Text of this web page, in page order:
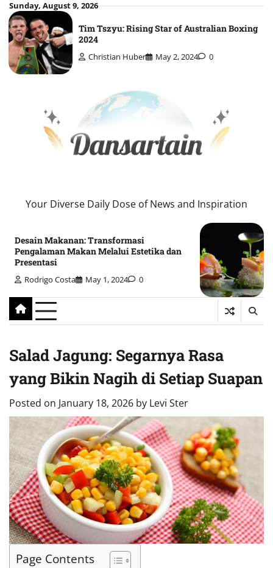
Skip
to
content
Sunday, August 9, 2026
Tim Tszyu: Rising Star of Australian Boxing
2024
Christian Huber May 2, 2024 0
Your Diverse Daily Dose of News and Inspiration
Desain Makanan: Transformasi
Pengalaman Makan Melalui Estetika dan
Presentasi
Rodrigo Costa May 1, 2024 0
Salad Jagung: Segarnya Rasa
yang Bikin Nagih di Setiap Suapan
Posted on January 18, 2026 by Levi Ster
Page Contents